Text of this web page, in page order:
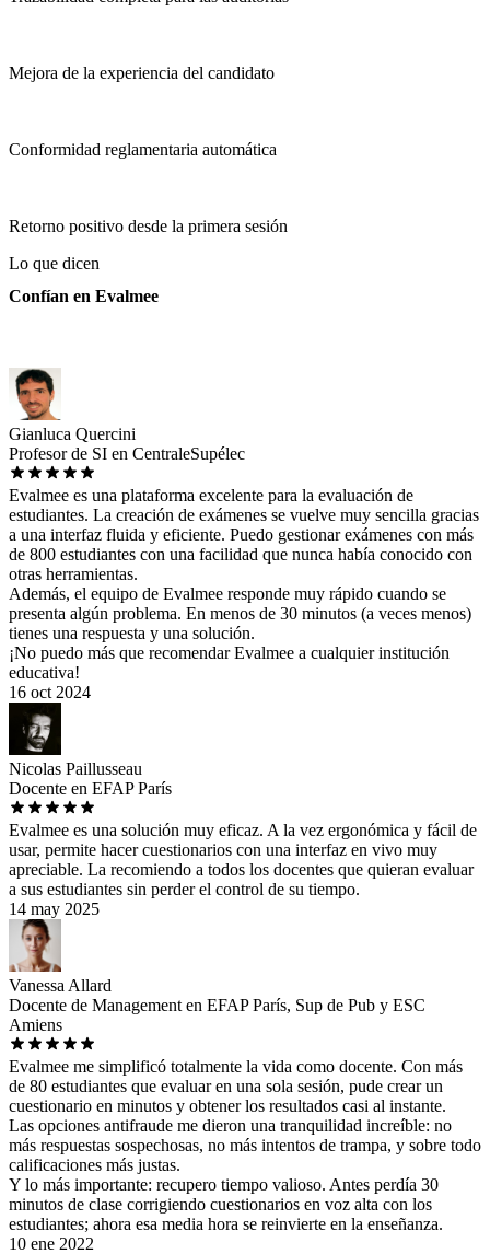
Mejora de la experiencia del candidato
Conformidad reglamentaria automática
Retorno positivo desde la primera sesión
Lo que dicen
Confían en Evalmee
Gianluca Quercini
Profesor de SI en CentraleSupélec
Evalmee es una plataforma excelente para la evaluación de
estudiantes. La creación de exámenes se vuelve muy sencilla gracias
a una interfaz fluida y eficiente. Puedo gestionar exámenes con más
de 800 estudiantes con una facilidad que nunca había conocido con
otras herramientas.
Además, el equipo de Evalmee responde muy rápido cuando se
presenta algún problema. En menos de 30 minutos (a veces menos)
tienes una respuesta y una solución.
¡No puedo más que recomendar Evalmee a cualquier institución
educativa!
16 oct 2024
Nicolas Paillusseau
Docente en EFAP París
Evalmee es una solución muy eficaz. A la vez ergonómica y fácil de
usar, permite hacer cuestionarios con una interfaz en vivo muy
apreciable. La recomiendo a todos los docentes que quieran evaluar
a sus estudiantes sin perder el control de su tiempo.
14 may 2025
Vanessa Allard
Docente de Management en EFAP París, Sup de Pub y ESC
Amiens
Evalmee me simplificó totalmente la vida como docente. Con más
de 80 estudiantes que evaluar en una sola sesión, pude crear un
cuestionario en minutos y obtener los resultados casi al instante.
Las opciones antifraude me dieron una tranquilidad increíble: no
más respuestas sospechosas, no más intentos de trampa, y sobre todo
calificaciones más justas.
Y lo más importante: recupero tiempo valioso. Antes perdía 30
minutos de clase corrigiendo cuestionarios en voz alta con los
estudiantes; ahora esa media hora se reinvierte en la enseñanza.
10 ene 2022